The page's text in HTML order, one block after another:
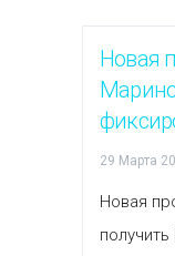
Новая
29 Марта
Новая